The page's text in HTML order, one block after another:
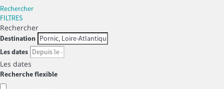
Rechercher
FILTRES
Rechercher
Destination
Les dates
Les dates
Recherche flexible